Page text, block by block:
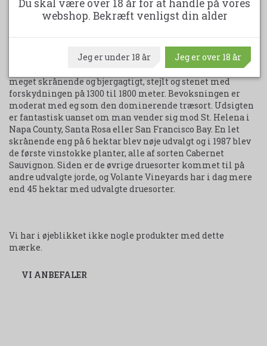
Syrah og Cabernet Franc. Alle vinene er, uden undtagelse,
små mirakler der er passet og plejet fra start til slut. De er
kvalitet taget i betragtning.
I 1986 flyttede Volante Vineyards til det nye sted i Sonoma,
og arbejdet med den nye Vingård begyndte. Landskabet er
meget skrånende og bjergagtigt, stejlt og stenet med
forskydningen på 1300 til 1800 meter. Bevoksningen er
moderat med eg som den dominerende træsort. Udsigten
er fantastisk uanset om man vender sig mod St. Helena i
Napa County, Santa Rosa eller San Francisco Bay. En let
skrånende eng på 6 hektar blev nøje udvalgt og i 1987 blev
de første vinstokke planter, alle af sorten Cabernet
Sauvignon. Siden er de øvrige druesorter kommet til på
andre udvalgte jorde, og Volante Vineyards har i dag mere
end 45 hektar med udvalgte druesorter.
Vi har i øjeblikket ikke nogle produkter med dette
mærke.
VI ANBEFALER
Du skal være over 18 år for at handle på vores
webshop. Bekræft venligst din alder
Jeg er under 18 år Jeg er over 18 år